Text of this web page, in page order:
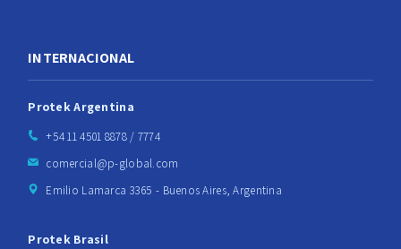
INTERNACIONAL
Protek Argentina
+54 11 4501 8878 / 7774
comercial@p-global.com
Emilio Lamarca 3365 - Buenos Aires, Argentina
Protek Brasil